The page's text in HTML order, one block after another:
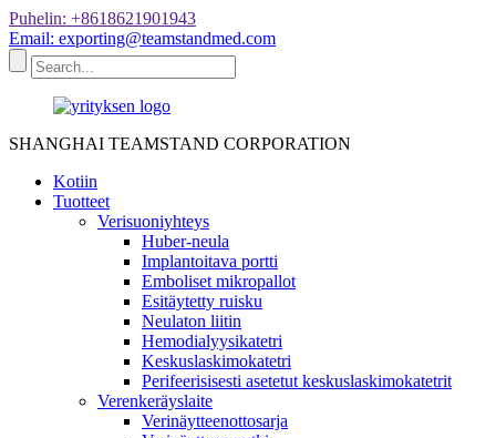
Puhelin: +8618621901943
Email: exporting@teamstandmed.com
SHANGHAI TEAMSTAND CORPORATION
Kotiin
Tuotteet
Verisuoniyhteys
Huber-neula
Implantoitava portti
Emboliset mikropallot
Esitäytetty ruisku
Neulaton liitin
Hemodialyysikatetri
Keskuslaskimokatetri
Perifeerisisesti asetetut keskuslaskimokatetrit
Verenkeräyslaite
Verinäytteenottosarja